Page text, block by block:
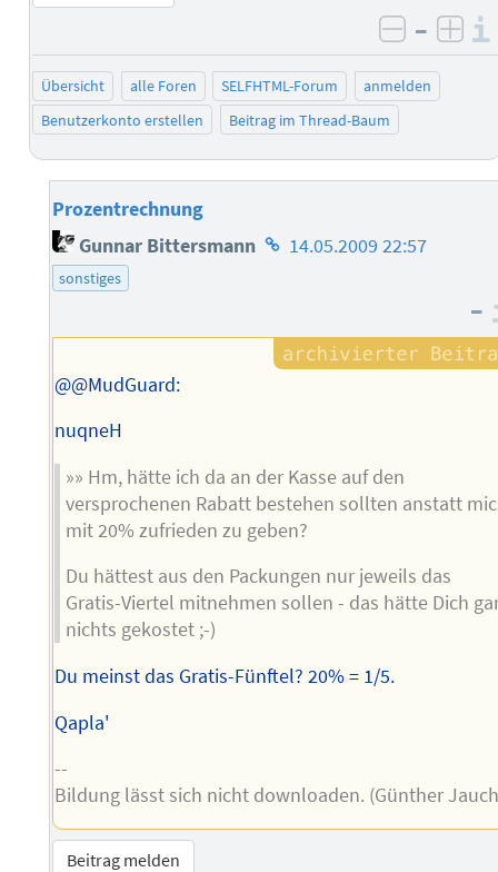
negativ
–
Übersicht alle Foren SELFHTML-Forum
anmelden
Benutzerkonto erstellen
Beitrag im Thread-Baum
Prozentrechnung
Gunnar Bittersmann Homepage
14.05.2009 22:57
sonstiges
–
@@MudGuard:
nuqneH
»» Hm, hätte ich da an der Kasse auf den
versprochenen Rabatt bestehen sollten anstatt
mit 20% zufrieden zu geben?
Du hättest aus den Packungen nur jeweils das
Gratis-Viertel mitnehmen sollen - das hätte Dich
nichts gekostet ;-)
Du meinst das Gratis-Fünftel? 20% = 1/5.
Qapla'
--
Bildung lässt sich nicht downloaden. (Günther
Beitrag melden